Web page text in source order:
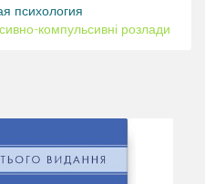
психология
компульсивні розлади